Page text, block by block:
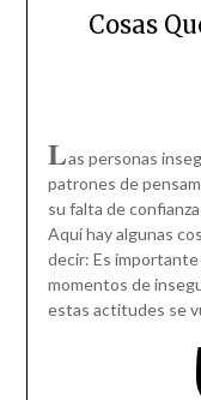
Cosas
Las personas
patrones de
su falta de
Aquí hay algunas
decir: Es
momentos de
estas actitudes se